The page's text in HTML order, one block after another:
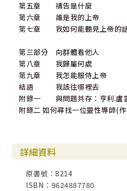
第五章 禱告是什麼
第六章 誰是我的上帝
第七章 我如何能聽見上帝的
第三部分 向群體看他人
第八章 我歸屬何處
第九章 我怎能服侍上帝
結語 我該往哪裡去
附錄一 與問題共存：亨利.盧
附錄二 如何尋找一位靈性導師(
詳細資料
原書號：8214
ISBN：9624887780